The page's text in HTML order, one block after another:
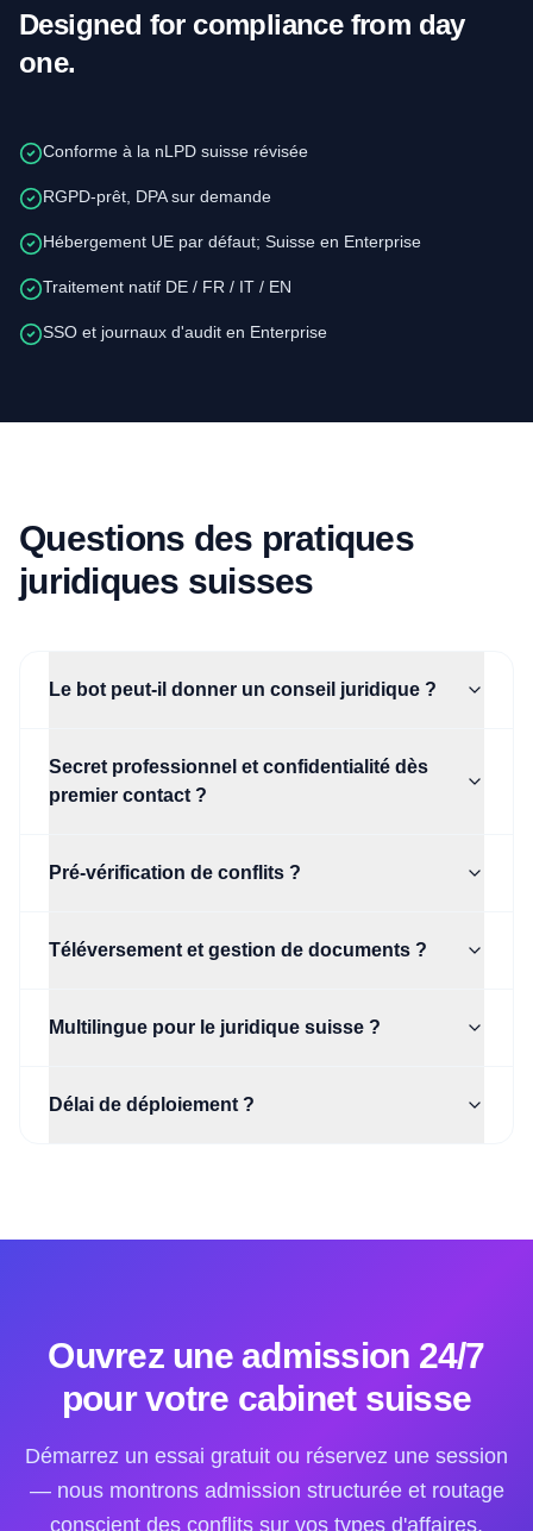
Designed for compliance from day
one.
Conforme à la nLPD suisse révisée
RGPD-prêt, DPA sur demande
Hébergement UE par défaut; Suisse en Enterprise
Traitement natif DE / FR / IT / EN
SSO et journaux d'audit en Enterprise
Questions des pratiques
juridiques suisses
Le bot peut-il donner un conseil juridique ?
Secret professionnel et confidentialité dès
premier contact ?
Pré-vérification de conflits ?
Téléversement et gestion de documents ?
Multilingue pour le juridique suisse ?
Délai de déploiement ?
Ouvrez une admission 24/7
pour votre cabinet suisse
Démarrez un essai gratuit ou réservez une session
— nous montrons admission structurée et routage
conscient des conflits sur vos types d'affaires.